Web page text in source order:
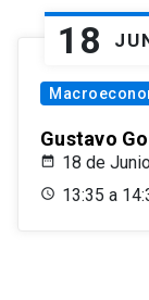
18
Gustavo
18 de
13:35 a